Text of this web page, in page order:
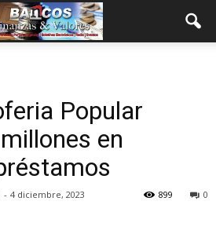
Popular
en
- 4 diciembre, 2023 0
899